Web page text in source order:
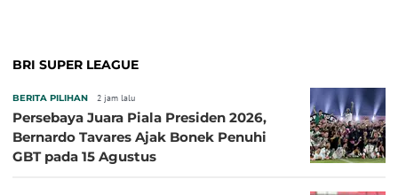
BRI SUPER LEAGUE
BERITA PILIHAN 2 jam lalu
Persebaya Juara Piala Presiden 2026,
Bernardo Tavares Ajak Bonek Penuhi
GBT pada 15 Agustus